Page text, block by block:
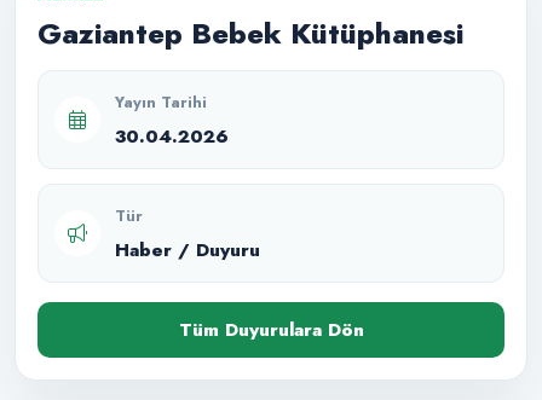
Gaziantep Bebek Kütüphanesi
Yayın Tarihi
30.04.2026
Tür
Haber / Duyuru
Tüm Duyurulara Dön